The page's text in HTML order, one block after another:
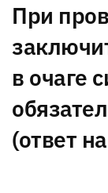
При
в очаге
(ответ